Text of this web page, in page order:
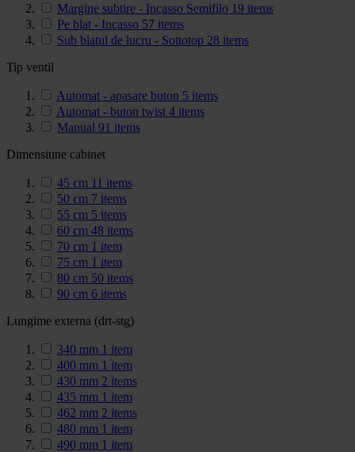
Margine subtire - Incasso Semifilo 19 items
Pe blat - Incasso 57 items
Sub blatul de lucru - Sottotop 28 items
Tip ventil
Automat - apasare buton 5 items
Automat - buton twist 4 items
Manual 91 items
Dimensiune cabinet
45 cm 11 items
50 cm 7 items
55 cm 5 items
60 cm 48 items
70 cm 1 item
75 cm 1 item
80 cm 50 items
90 cm 6 items
Lungime externa (drt-stg)
340 mm 1 item
400 mm 1 item
430 mm 2 items
435 mm 1 item
462 mm 2 items
480 mm 1 item
490 mm 1 item